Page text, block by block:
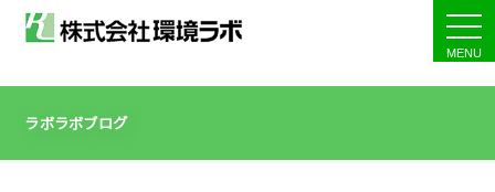
ラボラボブログ